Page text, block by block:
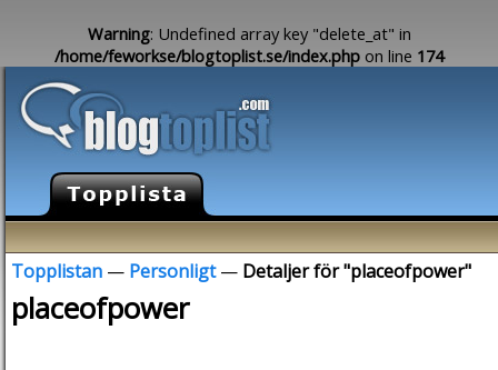
Warning: Undefined array key "delete_at" in
/home/feworkse/blogtoplist.se/index.php on line 174
Topplistan — Personligt— Detaljer för "placeofpower"
placeofpower